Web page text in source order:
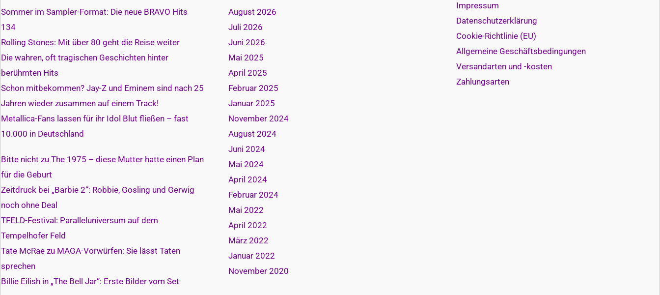
Sommer im Sampler-Format: Die neue BRAVO Hits
134
Rolling Stones: Mit über 80 geht die Reise weiter
Die wahren, oft tragischen Geschichten hinter
berühmten Hits
Schon mitbekommen? Jay-Z und Eminem sind nach 25
Jahren wieder zusammen auf einem Track!
Metallica-Fans lassen für ihr Idol Blut fließen – fast
10.000 in Deutschland
Bitte nicht zu The 1975 – diese Mutter hatte einen Plan
für die Geburt
Zeitdruck bei „Barbie 2“: Robbie, Gosling und Gerwig
noch ohne Deal
TFELD-Festival: Paralleluniversum auf dem
Tempelhofer Feld
Tate McRae zu MAGA-Vorwürfen: Sie lässt Taten
sprechen
Billie Eilish in „The Bell Jar“: Erste Bilder vom Set
August 2026
Juli 2026
Juni 2026
Mai 2025
April 2025
Februar 2025
Januar 2025
November 2024
August 2024
Juni 2024
Mai 2024
April 2024
Februar 2024
Mai 2022
April 2022
März 2022
Januar 2022
November 2020
Impressum
Datenschutzerklärung
Cookie-Richtlinie (EU)
Allgemeine Geschäftsbedingungen
Versandarten und -kosten
Zahlungsarten